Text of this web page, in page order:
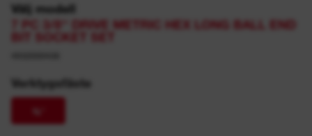
Välj modell
7 PC 3/8'' DRIVE METRIC HEX LONG BALL END
BIT SOCKET SET
Verktygsfäste
⅜″